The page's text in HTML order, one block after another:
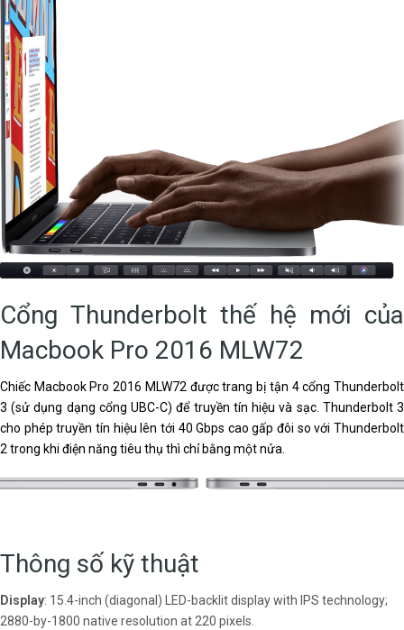
Cổng Thunderbolt thế hệ mới của
Macbook Pro 2016 MLW72
Chiếc Macbook Pro 2016 MLW72 được trang bị tận 4 cổng Thunderbolt
3 (sử dụng dạng cổng UBC-C) để truyền tín hiệu và sạc. Thunderbolt 3
cho phép truyền tín hiệu lên tới 40 Gbps cao gấp đôi so với Thunderbolt
2 trong khi điện năng tiêu thụ thì chỉ bằng một nửa.
Thông số kỹ thuật
Display: 15.4-inch (diagonal) LED-backlit display with IPS technology;
2880-by-1800 native resolution at 220 pixels.